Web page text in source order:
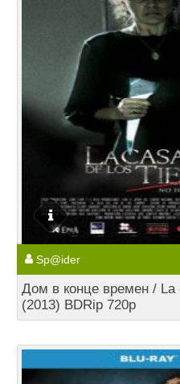
Sp@ider
Дом в конце времен /
(2013) BDRip 720p